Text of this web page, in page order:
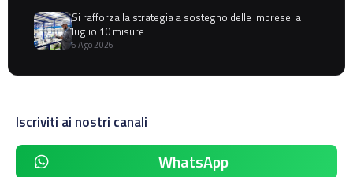
Si rafforza la strategia a sostegno delle imprese: a
luglio 10 misure
6 Ago 2026
Iscriviti ai nostri canali
WhatsApp